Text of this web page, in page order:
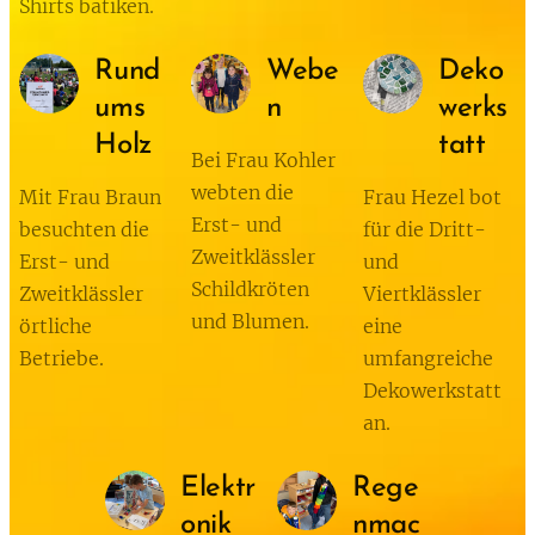
Shirts batiken.
Rund
ums
Holz
Mit Frau Braun
besuchten die
Erst- und
Zweitklässler
örtliche
Betriebe.
Webe
n
Bei Frau Kohler
webten die
Erst- und
Zweitklässler
Schildkröten
und Blumen.
Deko
werks
tatt
Frau Hezel bot
für die Dritt-
und
Viertklässler
eine
umfangreiche
Dekowerkstatt
an.
Elektr
onik
Rege
nmac